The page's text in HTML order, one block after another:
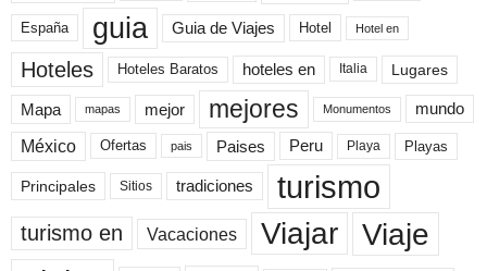
España guia Guia de Viajes Hotel Hotel en
Hoteles Hoteles Baratos hoteles en Italia Lugares
Mapa mapas mejor mejores Monumentos mundo
México Ofertas pais Paises Peru Playa Playas
Principales Sitios tradiciones turismo
turismo en Vacaciones Viajar Viaje